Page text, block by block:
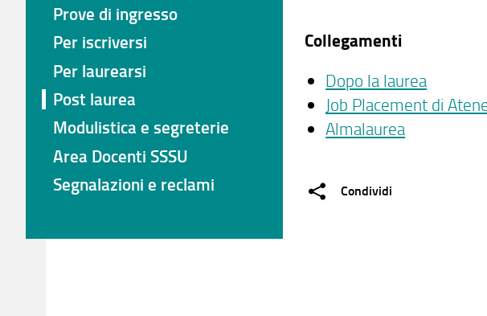
Collegamenti
Dopo la laurea
Job Placement di
Almalaurea
Condividi
Prove di ingresso
Per iscriversi
Per laurearsi
Post laurea
Modulistica e segreterie
Area Docenti SSSU
Segnalazioni e reclami